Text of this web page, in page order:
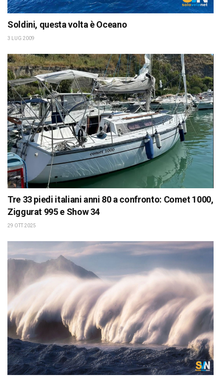
Soldini, questa volta è Oceano
3 LUG 2009
Tre 33 piedi italiani anni 80 a confronto: Comet 1000,
Ziggurat 995 e Show 34
29 OTT 2025